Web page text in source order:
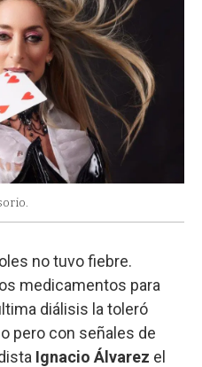
no tuvo fiebre.
medicamentos para
diálisis la toleró
pero con señales de
Ignacio Álvarez el